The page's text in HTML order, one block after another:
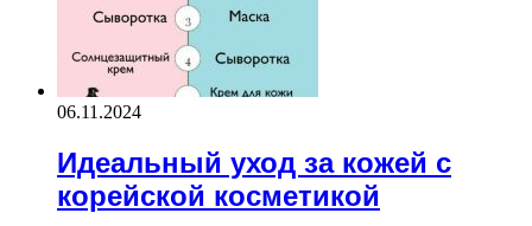
06.11.2024
Идеальный уход за кожей с
корейской косметикой